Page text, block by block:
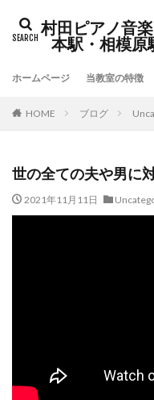
村田ピアノ音
本駅・相模原
ホームページ 当教室の特徴
HOME ブログ
世の全ての夫や男に
2021年11月11日